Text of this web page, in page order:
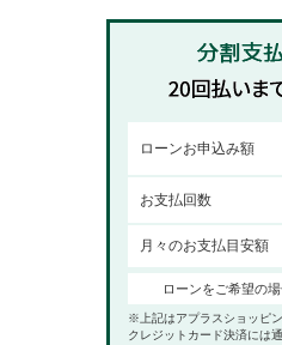
ローンお申込み額
お支払回数
月々のお支払目安額
ローンをご希望の
※上記はアプラスショッピ
クレジットカード決済には